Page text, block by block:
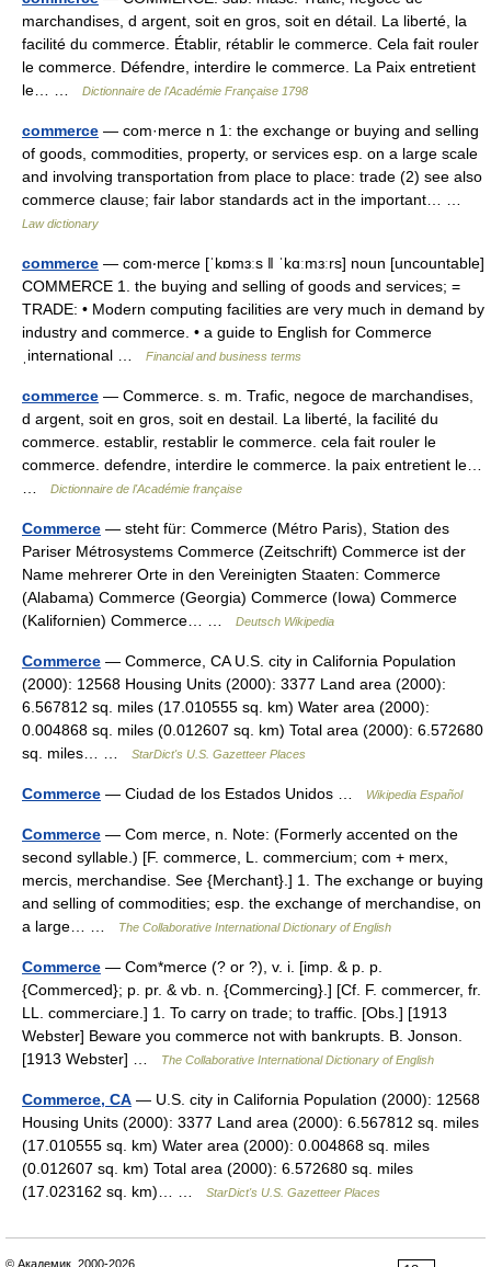
marchandises, d argent, soit en gros, soit en détail. La liberté, la
facilité du commerce. Établir, rétablir le commerce. Cela fait rouler
le commerce. Défendre, interdire le commerce. La Paix entretient
le… …
Dictionnaire de l'Académie Française 1798
commerce — com·merce n 1: the exchange or buying and selling
of goods, commodities, property, or services esp. on a large scale
and involving transportation from place to place: trade (2) see also
commerce clause; fair labor standards act in the important… …
Law dictionary
commerce — com‧merce [ˈkɒmɜːs ǁ ˈkɑːmɜːrs] noun [uncountable]
COMMERCE 1. the buying and selling of goods and services; =
TRADE: • Modern computing facilities are very much in demand by
industry and commerce. • a guide to English for Commerce
ˌinternational …
Financial and business terms
commerce — Commerce. s. m. Trafic, negoce de marchandises,
d argent, soit en gros, soit en destail. La liberté, la facilité du
commerce. establir, restablir le commerce. cela fait rouler le
commerce. defendre, interdire le commerce. la paix entretient le…
Dictionnaire de l'Académie française
Commerce — steht für: Commerce (Métro Paris), Station des
Pariser Métrosystems Commerce (Zeitschrift) Commerce ist der
Name mehrerer Orte in den Vereinigten Staaten: Commerce
(Alabama) Commerce (Georgia) Commerce (Iowa) Commerce
(Kalifornien) Commerce… …
Deutsch Wikipedia
Commerce — Commerce, CA U.S. city in California Population
(2000): 12568 Housing Units (2000): 3377 Land area (2000):
6.567812 sq. miles (17.010555 sq. km) Water area (2000):
0.004868 sq. miles (0.012607 sq. km) Total area (2000): 6.572680
sq. miles… …
StarDict's U.S. Gazetteer Places
Commerce — Ciudad de los Estados Unidos … Wikipedia Español
Commerce — Com merce, n. Note: (Formerly accented on the
second syllable.) [F. commerce, L. commercium; com + merx,
mercis, merchandise. See {Merchant}.] 1. The exchange or buying
and selling of commodities; esp. the exchange of merchandise, on
a large… …
The Collaborative International Dictionary of English
Commerce — Com*merce (? or ?), v. i. [imp. & p. p.
{Commerced}; p. pr. & vb. n. {Commercing}.] [Cf. F. commercer, fr.
LL. commerciare.] 1. To carry on trade; to traffic. [Obs.] [1913
Webster] Beware you commerce not with bankrupts. B. Jonson.
[1913 Webster] …
The Collaborative International Dictionary of English
Commerce, CA — U.S. city in California Population (2000): 12568
Housing Units (2000): 3377 Land area (2000): 6.567812 sq. miles
(17.010555 sq. km) Water area (2000): 0.004868 sq. miles
(0.012607 sq. km) Total area (2000): 6.572680 sq. miles
(17.023162 sq. km)… …
StarDict's U.S. Gazetteer Places
© Академик, 2000-2026